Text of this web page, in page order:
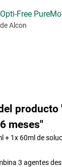
Opti-Free
de Alcon
producto
meses"
+ 1x 60ml de
3 agentes